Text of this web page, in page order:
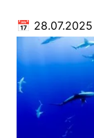
📅 28.07.2025